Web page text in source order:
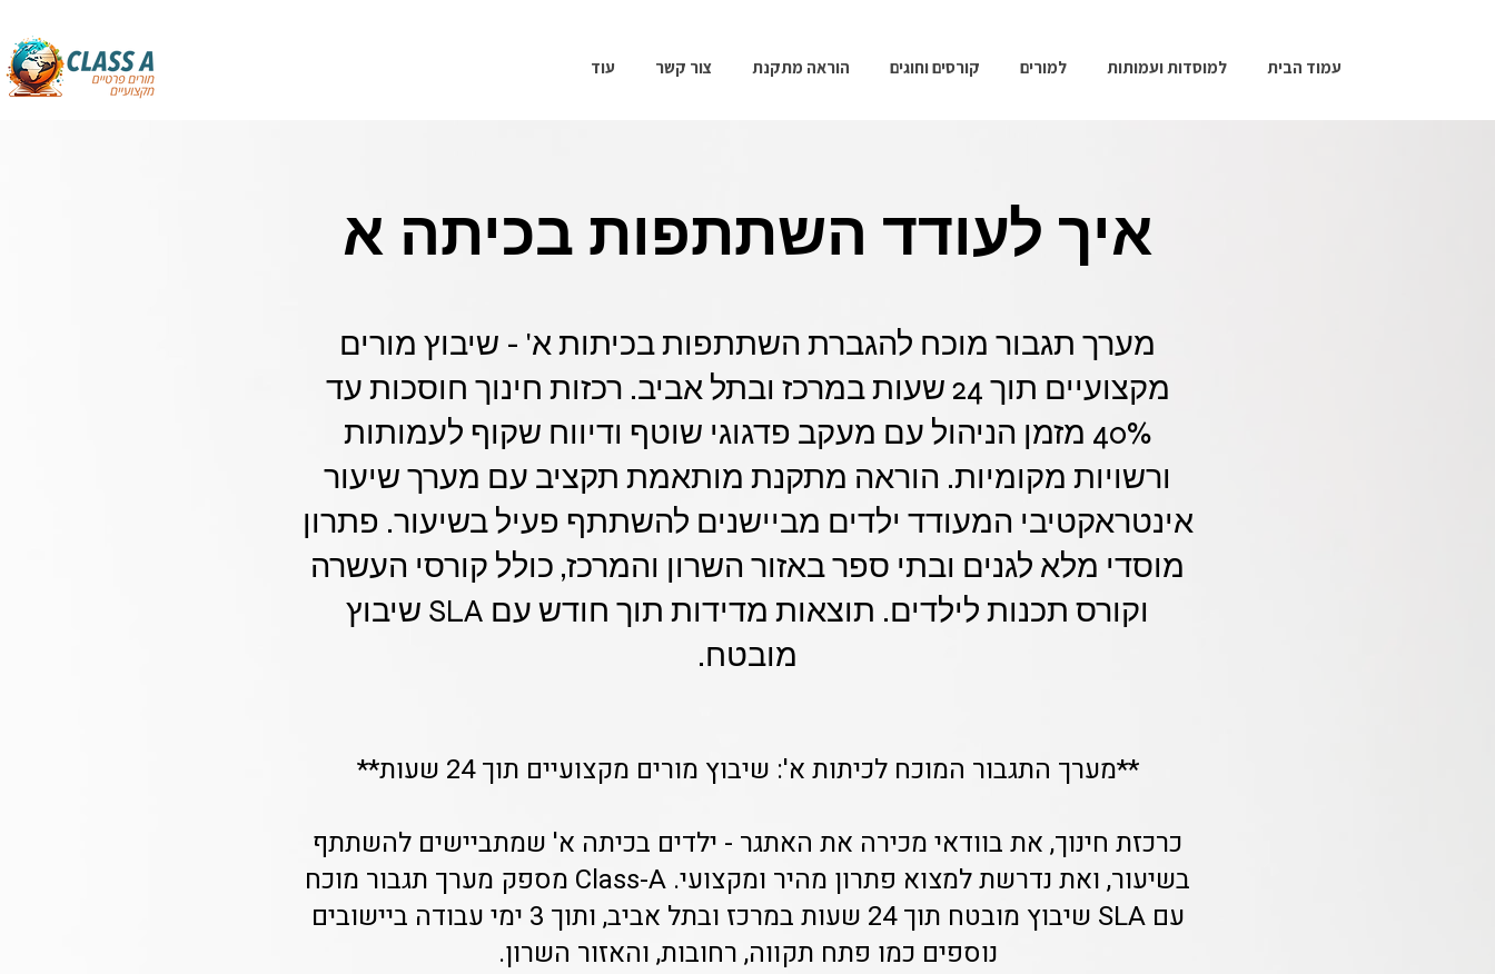
עמוד הבית למוסדות ועמותות למורים קורסים וחוגים הוראה מתקנת צור קשר עוד
איך לעודד השתתפות בכיתה א
מערך תגבור מוכח להגברת השתתפות בכיתות א' - שיבוץ מורים
מקצועיים תוך 24 שעות במרכז ובתל אביב. רכזות חינוך חוסכות עד
40% מזמן הניהול עם מעקב פדגוגי שוטף ודיווח שקוף לעמותות
ורשויות מקומיות. הוראה מתקנת מותאמת תקציב עם מערך שיעור
אינטראקטיבי המעודד ילדים מביישנים להשתתף פעיל בשיעור. פתרון
מוסדי מלא לגנים ובתי ספר באזור השרון והמרכז, כולל קורסי העשרה
וקורס תכנות לילדים. תוצאות מדידות תוך חודש עם SLA שיבוץ
מובטח.
**מערך התגבור המוכח לכיתות א': שיבוץ מורים מקצועיים תוך 24 שעות**
כרכזת חינוך, את בוודאי מכירה את האתגר - ילדים בכיתה א' שמתביישים להשתתף
בשיעור, ואת נדרשת למצוא פתרון מהיר ומקצועי. Class-A מספק מערך תגבור מוכח
עם SLA שיבוץ מובטח תוך 24 שעות במרכז ובתל אביב, ותוך 3 ימי עבודה ביישובים
נוספים כמו פתח תקווה, רחובות, והאזור השרון.